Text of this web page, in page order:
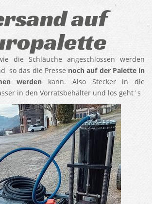
auf
die Schläuche angeschlossen werden
so das die Presse noch auf der Palette in
werden kann. Also Stecker in die
in den Vorratsbehälter und los geht´s